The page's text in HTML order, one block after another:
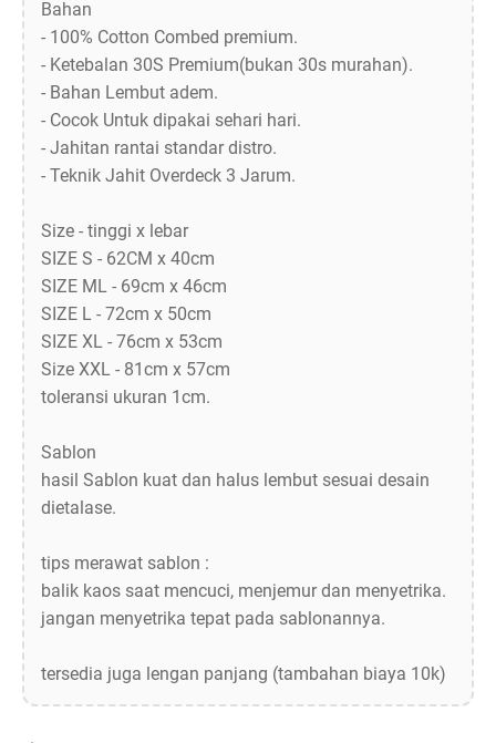
Bahan
- 100% Cotton Combed premium.
- Ketebalan 30S Premium(bukan 30s murahan).
- Bahan Lembut adem.
- Cocok Untuk dipakai sehari hari.
- Jahitan rantai standar distro.
- Teknik Jahit Overdeck 3 Jarum.
Size - tinggi x lebar
SIZE S - 62CM x 40cm
SIZE ML - 69cm x 46cm
SIZE L - 72cm x 50cm
SIZE XL - 76cm x 53cm
Size XXL - 81cm x 57cm
toleransi ukuran 1cm.
Sablon
hasil Sablon kuat dan halus lembut sesuai desain
dietalase.
tips merawat sablon :
balik kaos saat mencuci, menjemur dan menyetrika.
jangan menyetrika tepat pada sablonannya.
tersedia juga lengan panjang (tambahan biaya 10k)